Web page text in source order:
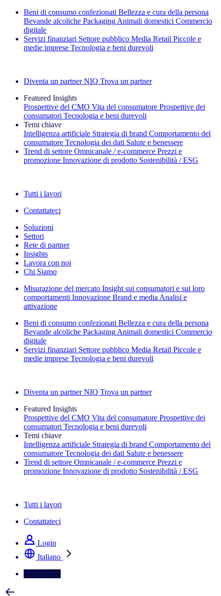
Beni di consumo confezionati Bellezza e cura della persona
Bevande alcoliche Packaging Animali domestici Commercio
digitale
Servizi finanziari Settore pubblico Media Retail Piccole e
medie imprese Tecnologia e beni durevoli
Diventa un partner NIQ Trova un partner
Featured Insights
Prospettive del CMO Vita del consumatore Prospettive dei
consumatori Tecnologia e beni durevoli
Temi chiave
Intelligenza artificiale Strategia di brand Comportamento del
consumatore Tecnologia dei dati Salute e benessere
Trend di settore Omnicanale / e‑commerce Prezzi e
promozione Innovazione di prodotto Sostenibilità / ESG
Tutti i lavori
Contattateci
Soluzioni
Settori
Rete di partner
Insights
Lavora con noi
Chi Siamo
Misurazione del mercato Insight sui consumatori e sui loro
comportamenti Innovazione Brand e media Analisi e
attivazione
Beni di consumo confezionati Bellezza e cura della persona
Bevande alcoliche Packaging Animali domestici Commercio
digitale
Servizi finanziari Settore pubblico Media Retail Piccole e
medie imprese Tecnologia e beni durevoli
Diventa un partner NIQ Trova un partner
Featured Insights
Prospettive del CMO Vita del consumatore Prospettive dei
consumatori Tecnologia e beni durevoli
Temi chiave
Intelligenza artificiale Strategia di brand Comportamento del
consumatore Tecnologia dei dati Salute e benessere
Trend di settore Omnicanale / e‑commerce Prezzi e
promozione Innovazione di prodotto Sostenibilità / ESG
Tutti i lavori
Contattateci
Login
Italiano